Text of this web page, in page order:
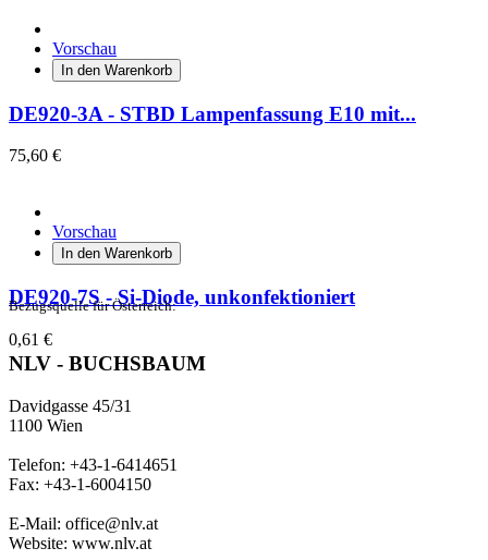
Vorschau
In den Warenkorb
DE920-3A - STBD Lampenfassung E10 mit...
75,60 €
Vorschau
In den Warenkorb
DE920-7S - Si-Diode, unkonfektioniert
0,61 €
Bezugsquelle für Österreich:
NLV - BUCHSBAUM
Davidgasse 45/31
1100 Wien
Telefon: +43-1-6414651
Fax: +43-1-6004150
E-Mail: office@nlv.at
Website: www.nlv.at